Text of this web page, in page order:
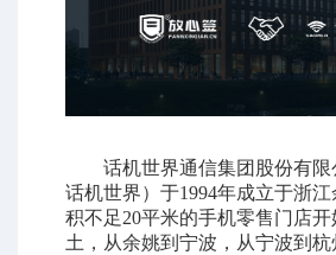
话机世界通信集团股份有限
话机世界）于1994年成立于浙
积不足20平米的手机零售门店
土，从余姚到宁波，从宁波到